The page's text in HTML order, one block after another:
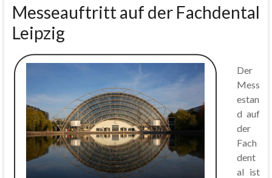
Messeauftritt auf der Fachdental
Leipzig
Der
Mess
estan
d auf
der
Fach
dent
al ist